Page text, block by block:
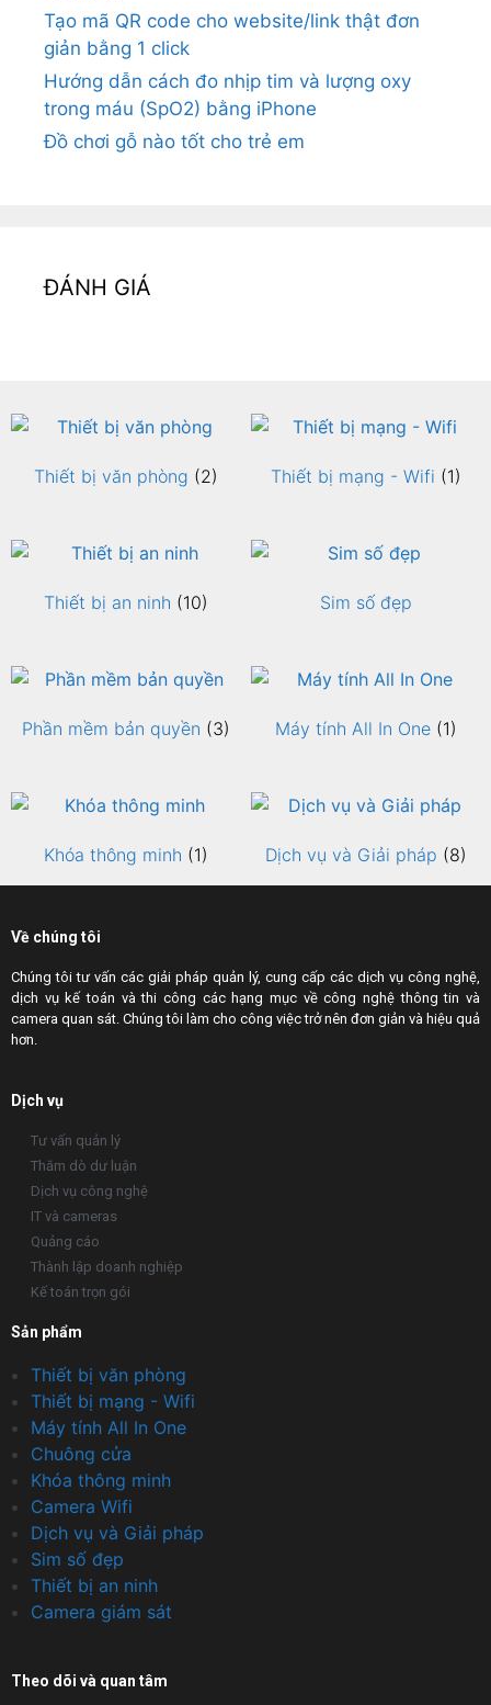
Tạo mã QR code cho website/link thật đơn
giản bằng 1 click
Hướng dẫn cách đo nhịp tim và lượng oxy
trong máu (SpO2) bằng iPhone
Đồ chơi gỗ nào tốt cho trẻ em
ĐÁNH GIÁ
Thiết bị văn phòng (2) Thiết bị mạng - Wifi (1)
Thiết bị an ninh (10) Sim số đẹp
Phần mềm bản quyền (3) Máy tính All In One (1)
Khóa thông minh (1) Dịch vụ và Giải pháp (8)
Về chúng tôi
Chúng tôi tư vấn các giải pháp quản lý, cung cấp các dịch vụ công nghệ,
dịch vụ kế toán và thi công các hạng mục về công nghệ thông tin và
camera quan sát. Chúng tôi làm cho công việc trở nên đơn giản và hiệu quả
hơn.
Dịch vụ
Tư vấn quản lý
Thăm dò dư luận
Dịch vụ công nghệ
IT và cameras
Quảng cáo
Thành lập doanh nghiệp
Kế toán trọn gói
Sản phẩm
Thiết bị văn phòng
Thiết bị mạng - Wifi
Máy tính All In One
Chuông cửa
Khóa thông minh
Camera Wifi
Dịch vụ và Giải pháp
Sim số đẹp
Thiết bị an ninh
Camera giám sát
Theo dõi và quan tâm